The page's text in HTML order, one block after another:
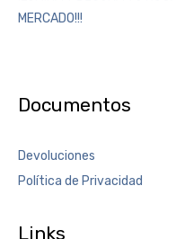
MERCADO!!!
Documentos
Devoluciones
Política de Privacidad
Links